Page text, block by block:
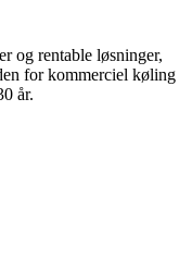
og rentable løsninger,
for kommerciel køling
år.